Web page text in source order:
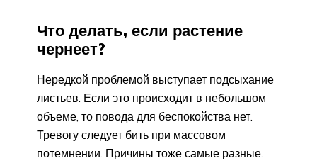
Что делать, если растение
чернеет?
Нередкой проблемой выступает подсыхание
листьев. Если это происходит в небольшом
объеме, то повода для беспокойства нет.
Тревогу следует бить при массовом
потемнении. Причины тоже самые разные.